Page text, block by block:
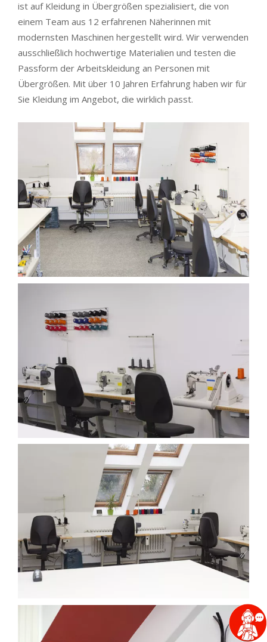
ist auf Kleidung in Übergrößen spezialisiert, die von
einem Team aus 12 erfahrenen Näherinnen mit
modernsten Maschinen hergestellt wird. Wir verwenden
ausschließlich hochwertige Materialien und testen die
Passform der Arbeitskleidung an Personen mit
Übergrößen. Mit über 10 Jahren Erfahrung haben wir für
Sie Kleidung im Angebot, die wirklich passt.